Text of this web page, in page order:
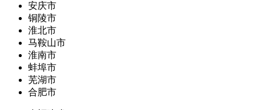
安庆市
铜陵市
淮北市
马鞍山市
淮南市
蚌埠市
芜湖市
合肥市